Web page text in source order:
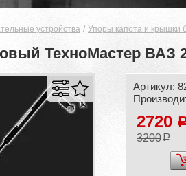
устройства Упоры капота и крышки
ТехноМастер ВАЗ
Артикул:
2720
3200a